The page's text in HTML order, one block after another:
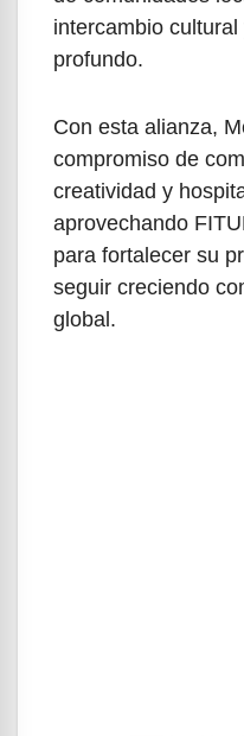
intercambio
profundo.
Con esta alianza,
compromiso de
creatividad y
aprovechando
para fortalecer su
seguir creciendo
global.